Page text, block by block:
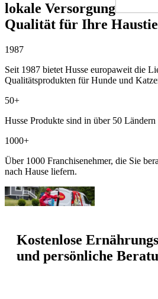
lokale Versorgung
Qualität für Ihre
1987
Seit 1987 bietet Husse europaweit die
Qualitätsprodukten für Hunde und
50+
Husse Produkte sind in über 50
1000+
Über 1000 Franchisenehmer, die Sie
nach Hause liefern.
Kostenlose
und persönliche